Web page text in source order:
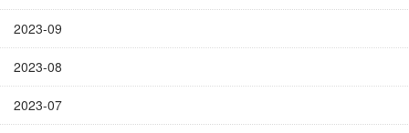
2023-09
2023-08
2023-07